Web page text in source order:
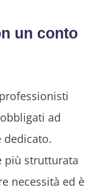
un conto
ad
dedicato.
più strutturata
necessità ed è